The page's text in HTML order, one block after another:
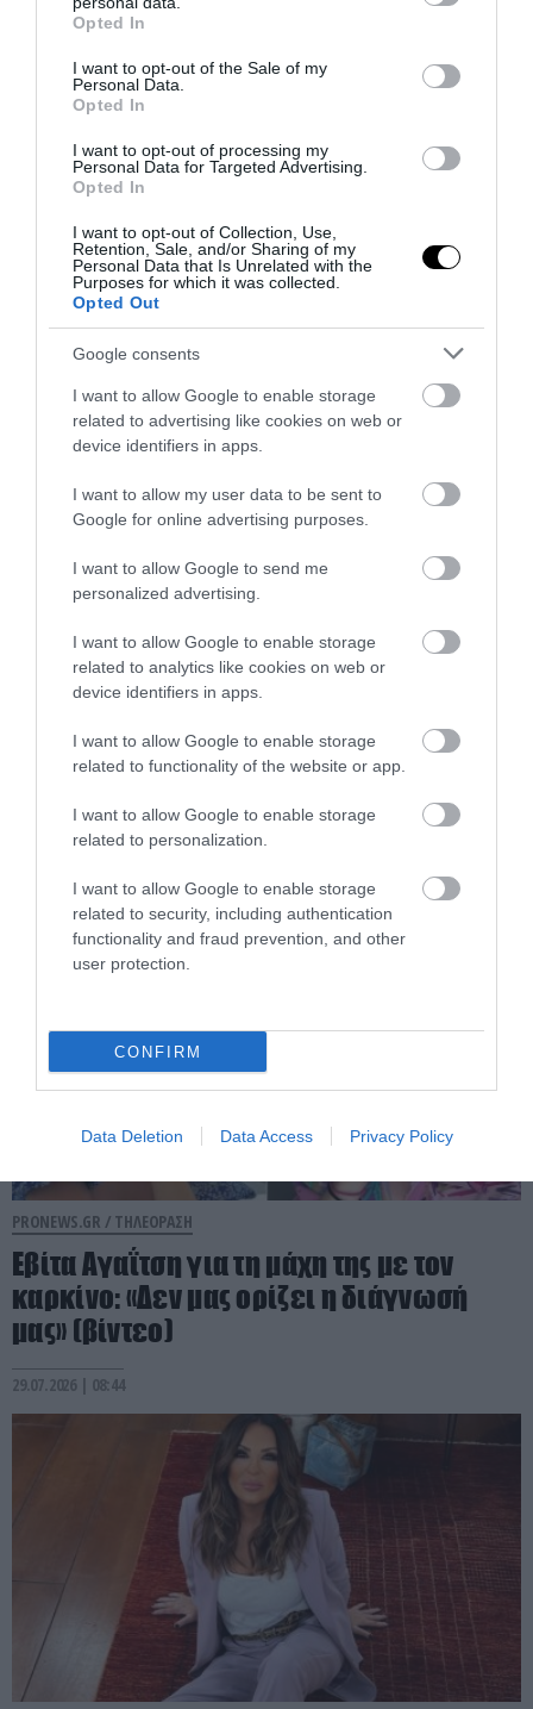
grant or deny consent to Google and its third-party tags to
use your data for below specified purposes in below Google
consent section.
Opted In
I want to opt-out of the Sale of my
Personal Data.
Opted In
I want to opt-out of processing my
Personal Data for Targeted Advertising.
Opted In
I want to opt-out of Collection, Use,
Retention, Sale, and/or Sharing of my
Personal Data that Is Unrelated with the
Purposes for which it was collected.
Opted Out
Google consents
I want to allow Google to enable storage
related to advertising like cookies on web or
device identifiers in apps.
I want to allow my user data to be sent to
Google for online advertising purposes.
I want to allow Google to send me
personalized advertising.
I want to allow Google to enable storage
related to analytics like cookies on web or
device identifiers in apps.
I want to allow Google to enable storage
related to functionality of the website or app.
I want to allow Google to enable storage
related to personalization.
I want to allow Google to enable storage
related to security, including authentication
functionality and fraud prevention, and other
user protection.
CONFIRM
Data Deletion Data Access Privacy Policy
PRONEWS.GR /ΤΗΛΕΟΡΑΣΗ
Μπεν Άφλεκ: Κέρδισε 1 εκατομμύριο
δολάρια στο «Ποιος θέλει να γίνει
εκατομμυριούχος»
30.07.2026 | 09:34
PRONEWS.GR /ΤΗΛΕΟΡΑΣΗ
Επικό βίντεο: Όταν η Φαίη Σκορδά
μπέρδεψε το Αίγιο με το Αιγαίο πέλαγος
29.07.2026 | 17:26
PRONEWS.GR / ΤΗΛΕΟΡΑΣΗ
Εβίτα Αγαΐτση για τη μάχη της με τον
καρκίνο: «Δεν μας ορίζει η διάγνωσή
μας» (βίντεο)
29.07.2026 | 08:44